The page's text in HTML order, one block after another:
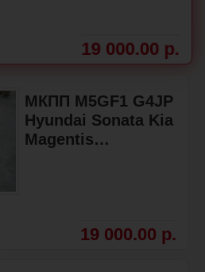
19 000.00 р.
19 000.00 р.
МКПП M5GF1 G4JP
Hyundai Sonata Kia
Magentis